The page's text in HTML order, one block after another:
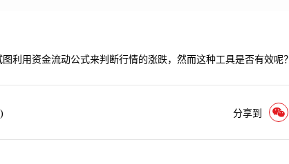
利用资金流动公式来判断行情的涨跌，然而这种工具是否有效呢？
分享到